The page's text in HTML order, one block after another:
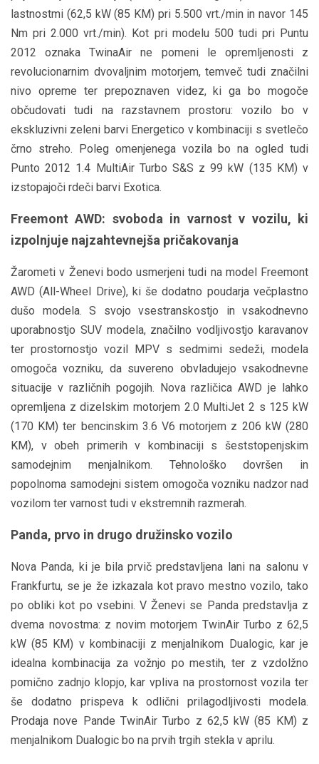
lastnostmi (62,5 kW (85 KM) pri 5.500 vrt./min in navor 145
Nm pri 2.000 vrt./min). Kot pri modelu 500 tudi pri Puntu
2012 oznaka TwinaAir ne pomeni le opremljenosti z
revolucionarnim dvovaljnim motorjem, temveč tudi značilni
nivo opreme ter prepoznaven videz, ki ga bo mogoče
občudovati tudi na razstavnem prostoru: vozilo bo v
ekskluzivni zeleni barvi Energetico v kombinaciji s svetlečo
črno streho. Poleg omenjenega vozila bo na ogled tudi
Punto 2012 1.4 MultiAir Turbo S&S z 99 kW (135 KM) v
izstopajoči rdeči barvi Exotica.
Freemont AWD: svoboda in varnost v vozilu, ki
izpolnjuje najzahtevnejša pričakovanja
Žarometi v Ženevi bodo usmerjeni tudi na model Freemont
AWD (All-Wheel Drive), ki še dodatno poudarja večplastno
dušo modela. S svojo vsestranskostjo in vsakodnevno
uporabnostjo SUV modela, značilno vodljivostjo karavanov
ter prostornostjo vozil MPV s sedmimi sedeži, modela
omogoča vozniku, da suvereno obvladujejo vsakodnevne
situacije v različnih pogojih. Nova različica AWD je lahko
opremljena z dizelskim motorjem 2.0 MultiJet 2 s 125 kW
(170 KM) ter bencinskim 3.6 V6 motorjem z 206 kW (280
KM), v obeh primerih v kombinaciji s šeststopenjskim
samodejnim menjalnikom. Tehnološko dovršen in
popolnoma samodejni sistem omogoča vozniku nadzor nad
vozilom ter varnost tudi v ekstremnih razmerah.
Panda, prvo in drugo družinsko vozilo
Nova Panda, ki je bila prvič predstavljena lani na salonu v
Frankfurtu, se je že izkazala kot pravo mestno vozilo, tako
po obliki kot po vsebini. V Ženevi se Panda predstavlja z
dvema novostma: z novim motorjem TwinAir Turbo z 62,5
kW (85 KM) v kombinaciji z menjalnikom Dualogic, kar je
idealna kombinacija za vožnjo po mestih, ter z vzdolžno
pomično zadnjo klopjo, kar vpliva na prostornost vozila ter
še dodatno prispeva k odlični prilagodljivosti modela.
Prodaja nove Pande TwinAir Turbo z 62,5 kW (85 KM) z
menjalnikom Dualogic bo na prvih trgih stekla v aprilu.